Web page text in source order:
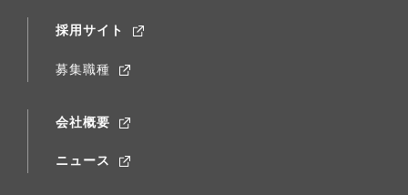
採用サイト
募集職種
会社概要
ニュース